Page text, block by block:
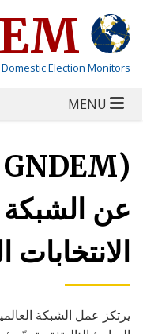
Election Monitors
MENU
عن الشبكة
الانتخابات
يرتكز عمل الشبكة